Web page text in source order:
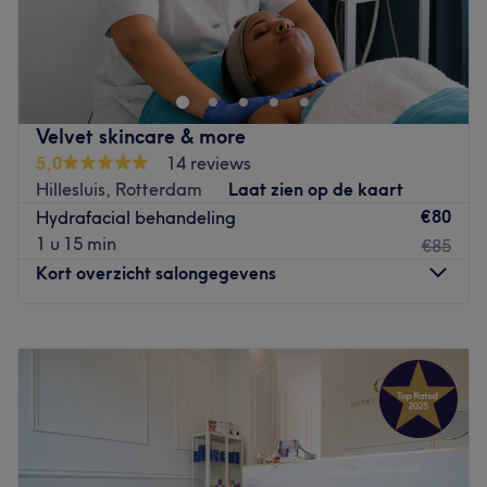
Go to venue
Laan op Zuid in Rotterdam is de professionele
beautysalon Sun and Skin gevestigd. Je kunt bij de salon
terecht voor onder andere cryolipolyse, laserontharing en
microblading. Sun and Skin is een beautysalon met hoge
standaarden, die is aangesloten bij Anbos, de
brancheorganisatie voor gediplomeerde
schoonheidsspecialisten en salons. Voornamelijk wanneer
je op zoek bent naar ontspanning en beauty ben je bij
deze salon aan het juiste adres.
Goed om te weten: de salon heeft meer dan 5 jaar
ervaring met cryotherapie.
Velvet skincare & more
5,0
14 reviews
Hillesluis, Rotterdam
Laat zien op de kaart
Hydrafacial behandeling
1 u 15 min
€80
€85
Kort overzicht salongegevens
18:00
Gesloten
09:00 –17:00
Vrijdag
Gesloten
12:00